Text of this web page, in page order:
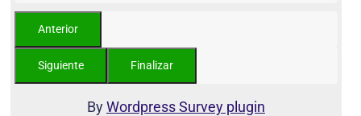
ByWordpress Survey plugin